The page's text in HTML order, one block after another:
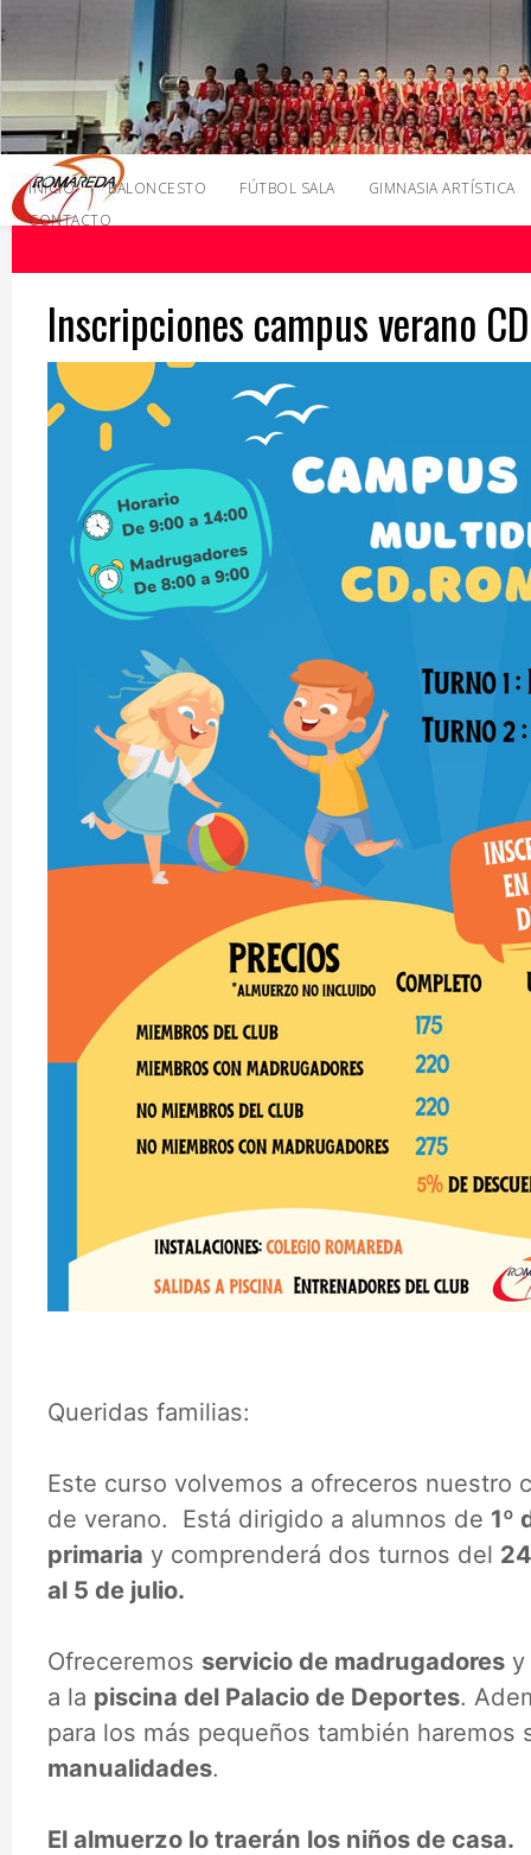
INICIO BALONCESTO FÚTBOL SALA
GIMNASIA ARTÍSTICA
CONTACTO
Inscripciones campus verano
Queridas familias:
Este curso volvemos a ofreceros nuestro
de verano. Está dirigido a alumnos de 1º
primaria y comprenderá dos turnos del
al 5 de julio.
Ofreceremos servicio de madrugadores y
a la piscina del Palacio de Deportes.
para los más pequeños también
manualidades.
El almuerzo lo traerán los niños de casa.